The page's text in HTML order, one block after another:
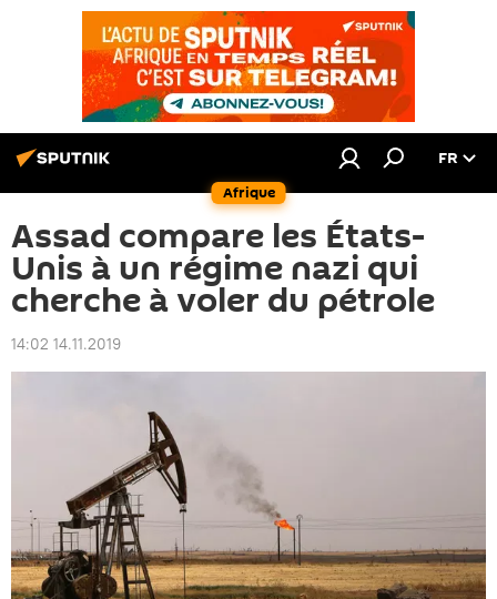
Afrique
FR
Assad compare les États-
Unis à un régime nazi qui
cherche à voler du pétrole
14:02 14.11.2019